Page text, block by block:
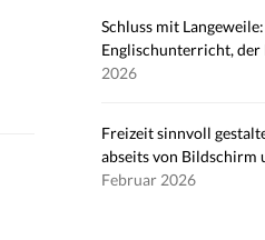
Schluss mit
Englischunterricht,
2026
Freizeit sinnvoll
abseits von Bildschirm
Februar 2026